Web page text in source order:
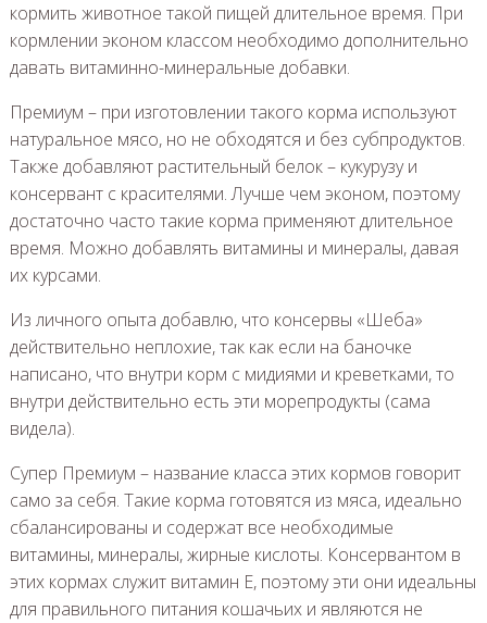
кормить животное такой пищей длительное время. При
кормлении эконом классом необходимо дополнительно
давать витаминно-минеральные добавки.
Премиум – при изготовлении такого корма используют
натуральное мясо, но не обходятся и без субпродуктов.
Также добавляют растительный белок – кукурузу и
консервант с красителями. Лучше чем эконом, поэтому
достаточно часто такие корма применяют длительное
время. Можно добавлять витамины и минералы, давая
их курсами.
Из личного опыта добавлю, что консервы «Шеба»
действительно неплохие, так как если на баночке
написано, что внутри корм с мидиями и креветками, то
внутри действительно есть эти морепродукты (сама
видела).
Супер Премиум – название класса этих кормов говорит
само за себя. Такие корма готовятся из мяса, идеально
сбалансированы и содержат все необходимые
витамины, минералы, жирные кислоты. Консервантом в
этих кормах служит витамин Е, поэтому эти они идеальны
для правильного питания кошачьих и являются не